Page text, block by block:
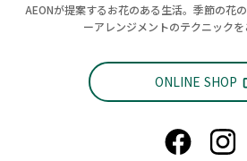
AEONが提案するお花のある生活。季節の花
ーアレンジメントのテクニックを
ONLINE SHOP